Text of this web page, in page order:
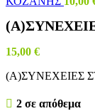
15,00 €
(Α)ΣΥΝΕΧΕΙΕΣ
2 σε απόθεμα